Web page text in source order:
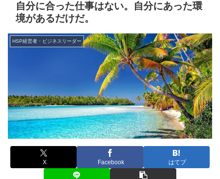
自分に合った仕事はない。自分にあった環
境があるだけだ。
HSP経営者・ビジネスリーダー
X Facebook はてブ